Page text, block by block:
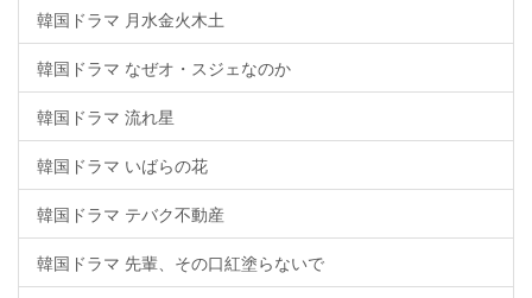
韓国ドラマ 月水金火木土
韓国ドラマ なぜオ・スジェなのか
韓国ドラマ 流れ星
韓国ドラマ いばらの花
韓国ドラマ テバク不動産
韓国ドラマ 先輩、その口紅塗らないで